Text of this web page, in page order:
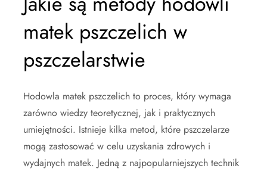
matek pszczelich w
pszczelarstwie
Hodowla matek pszczelich to proces, który wymaga
zarówno wiedzy teoretycznej, jak i praktycznych
umiejętności. Istnieje kilka metod, które pszczelarze
mogą zastosować w celu uzyskania zdrowych i
wydajnych matek. Jedną z najpopularniejszych technik